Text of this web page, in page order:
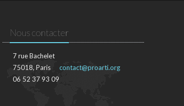
Nous contacter
7 rue Bachelet
75018, Paris
06 52 37 93 09
contact@proarti.org